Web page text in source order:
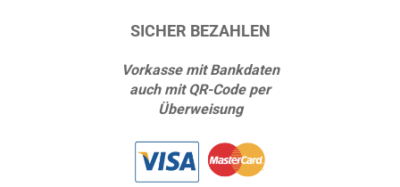
SICHER BEZAHLEN
Vorkasse mit Bankdaten
auch mit QR-Code per
Überweisung